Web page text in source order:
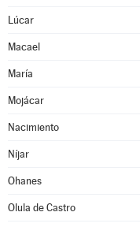
Lúcar
Macael
María
Mojácar
Nacimiento
Níjar
Ohanes
Olula de Castro